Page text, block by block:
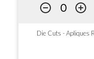
Die Cuts - Apliques